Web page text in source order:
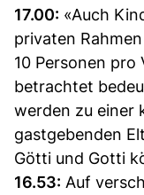
17.00: «Auch
privaten
10 Personen
betrachtet
werden zu einer
gastgebenden
Götti und Gotti
16.53: Auf